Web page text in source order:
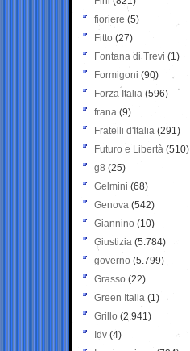
fioriere (5)
Fitto (27)
Fontana di Trevi (1)
Formigoni (90)
Forza Italia (596)
frana (9)
Fratelli d'Italia (291)
Futuro e Libertà (510)
g8 (25)
Gelmini (68)
Genova (542)
Giannino (10)
Giustizia (5.784)
governo (5.799)
Grasso (22)
Green Italia (1)
Grillo (2.941)
Idv (4)